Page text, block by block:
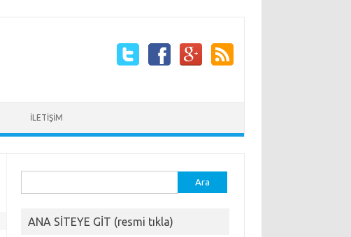
İLETİŞİM
ANA SİTEYE GİT (resmi tıkla)